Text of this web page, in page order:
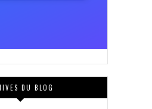
DU BLOG